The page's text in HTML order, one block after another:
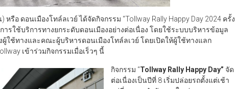
รือ ดอนเมืองโทล์ลเวย์ ได้จัดกิจกรรม “Tollway Rally Happy Day 2024 ครั้ง
รใช้บริการทางยกระดับดอนเมืองอย่างต่อเนื่อง โดยใช้ระบบบริหารข้อมูล
ผู้ใช้ทางและคณะผู้บริหารดอนเมืองโทล์ลเวย์ โดยเปิดให้ผู้ใช้ทางแลก
เข้าร่วมกิจกรรมเมื่อเร็วๆ นี้
กิจกรรม “Tollway Rally Happy Day” จัด
ต่อเนื่องเป็นปีที่ 8 เริ่มปล่อยรถตั้งแต่เช้า